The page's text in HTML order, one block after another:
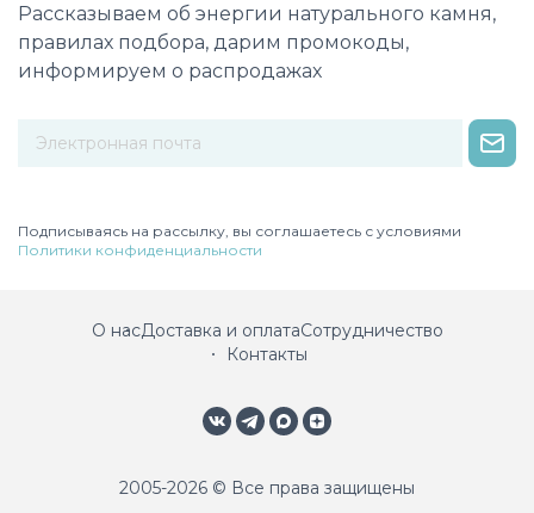
Рассказываем об энергии натурального камня,
правилах подбора, дарим промокоды,
информируем о распродажах
Подписываясь на рассылку, вы соглашаетесь с условиями
Политики конфиденциальности
О насДоставка и оплатаСотрудничество
Контакты
2005-2026 © Все права защищены